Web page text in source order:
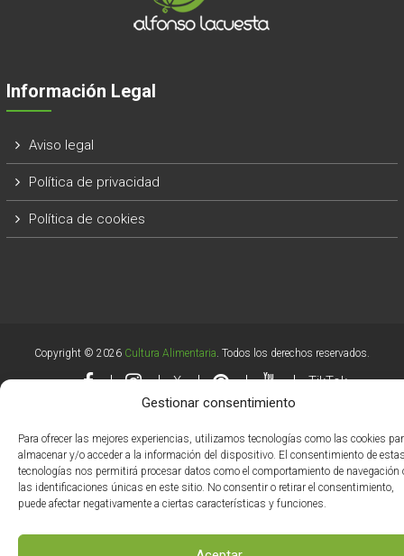
Gestionar consentimiento
Para ofrecer las mejores experiencias, utilizamos tecnologías como las cookies
almacenar y/o acceder a la información del dispositivo. El consentimiento de
tecnologías nos permitirá procesar datos como el comportamiento de navegación
las identificaciones únicas en este sitio. No consentir o retirar el consentimiento,
puede afectar negativamente a ciertas características y funciones.
Información Legal
Aviso legal
Política de privacidad
Política de cookies
Copyright © 2026 Cultura Alimentaria. Todos los derechos reservados.
X TikTok